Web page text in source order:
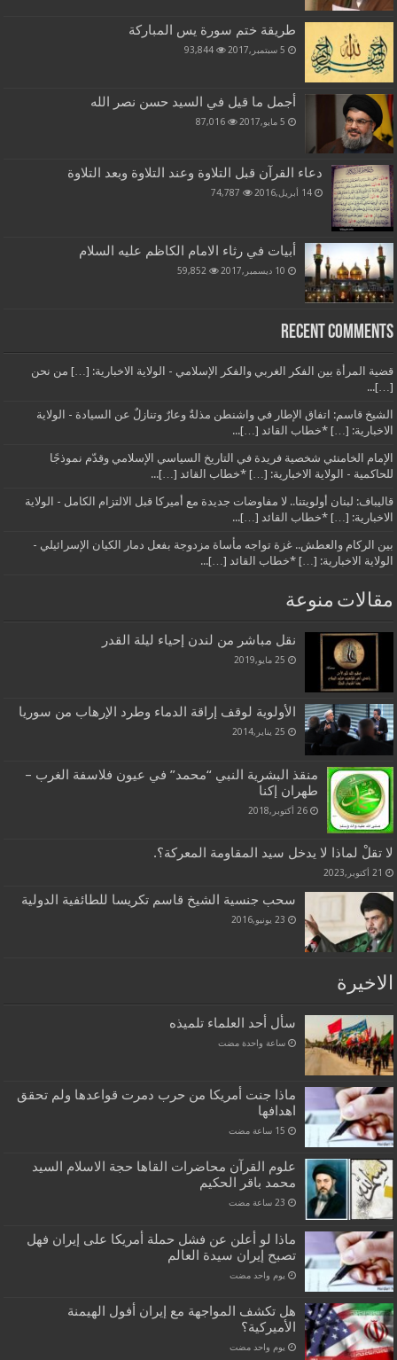
طريقة ختم سورة يس المباركة
5 سبتمبر,2017 93,844
أجمل ما قيل في السيد حسن نصر الله
5 مايو,2017 87,016
دعاء القرآن قبل التلاوة وعند التلاوة وبعد التلاوة
14 أبريل,2016 74,787
أبيات في رثاء الامام الكاظم عليه السلام
10 ديسمبر,2017 59,852
Recent Comments
قضية المرأة بين الفكر الغربي والفكر الإسلامي - الولاية الاخبارية: […] من نحن
[…]...
الشيخ قاسم: اتفاق الإطار في واشنطن مذلةٌ وعارٌ وتنازلٌ عن السيادة - الولاية
الاخبارية: […] *خطاب القائد […]...
الإمام الخامنئي شخصية فريدة في التاريخ السياسي الإسلامي وقدّم نموذجًا
للحاكمية - الولاية الاخبارية: […] *خطاب القائد […]...
قاليباف: لبنان أولويتنا.. لا مفاوضات جديدة مع أميركا قبل الالتزام الكامل - الولاية
الاخبارية: […] *خطاب القائد […]...
بين الركام والعطش.. غزة تواجه مأساة مزدوجة بفعل دمار الكيان الإسرائيلي -
الولاية الاخبارية: […] *خطاب القائد […]...
مقالات منوعة
نقل مباشر من لندن إحياء ليلة القدر
25 مايو,2019
الأولوية لوقف إراقة الدماء وطرد الإرهاب من سوريا
25 يناير,2014
منقذ البشرية النبي “محمد” في عيون فلاسفة الغرب –
طهران إكنا
26 أكتوبر,2018
لا تقلْ لماذا لا يدخل سيد المقاومة المعركة؟.
21 أكتوبر,2023
سحب جنسية الشيخ قاسم تكريسا للطائفية الدولية
23 يونيو,2016
الاخيرة
سأل أحد العلماء تلميذه
‏ساعة واحدة مضت
ماذا جنت أمريكا من حرب دمرت قواعدها ولم تحقق
اهدافها
علوم القرآن محاضرات القاها حجة الاسلام السيد
محمد باقر الحكيم
ماذا لو أعلن عن فشل حملة أمريكا على إيران فهل
تصبح إيران سيدة العالم
‏يوم واحد مضت
هل تكشف المواجهة مع إيران أفول الهيمنة
الأميركية؟
‏يوم واحد مضت